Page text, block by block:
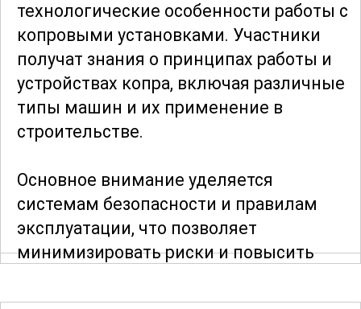
технологические особенности работы с
копровыми установками. Участники
получат знания о принципах работы и
устройствах копра, включая различные
типы машин и их применение в
строительстве.
Основное внимание уделяется
системам безопасности и правилам
эксплуатации, что позволяет
минимизировать риски и повысить
рассматриваются темы по